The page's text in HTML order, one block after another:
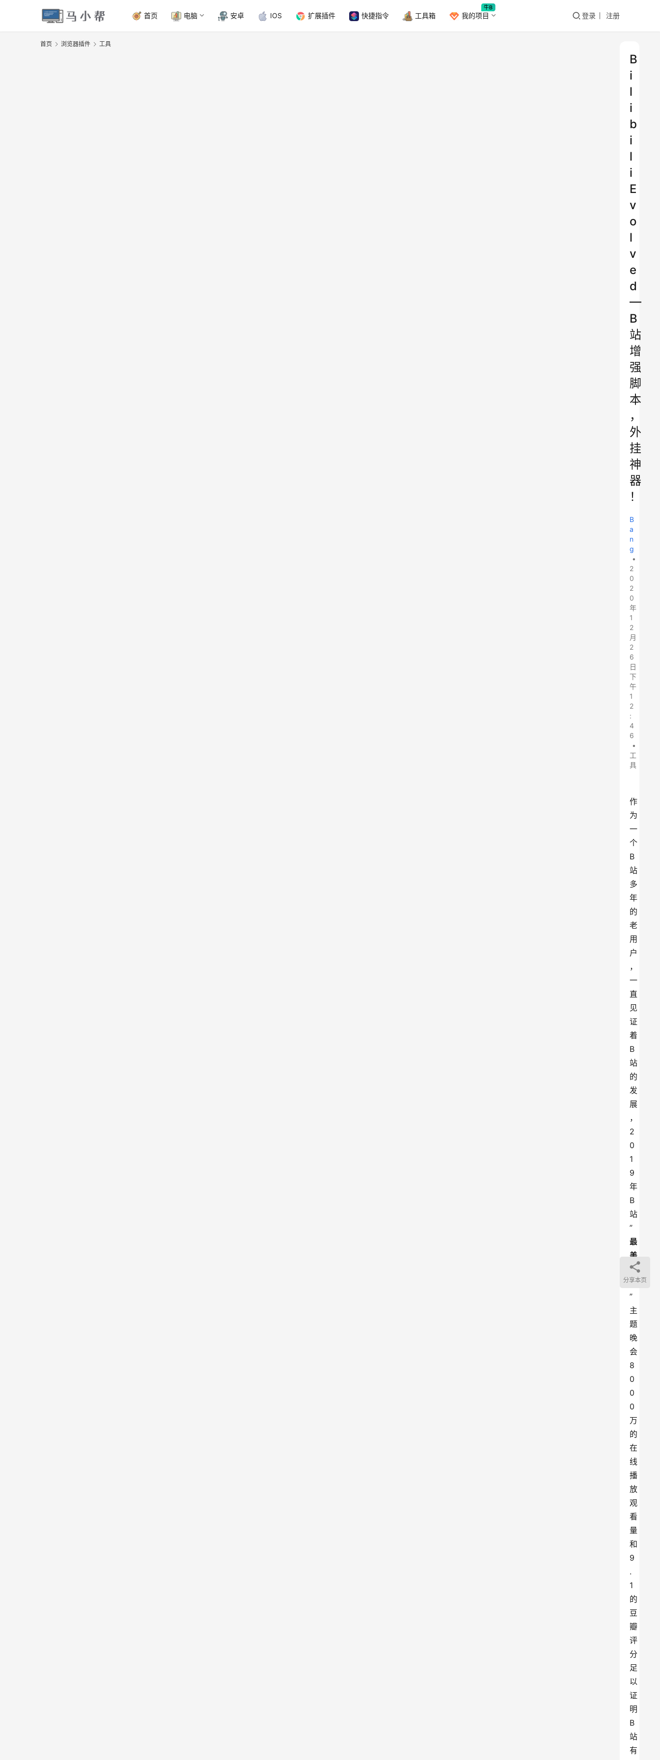
首页 电脑 安卓 IOS 扩展插件 快捷指令 工具箱 我的项目
牛B
登录 注册
首页 浏览器插件 工具
B
i
l
i
b
i
l
i
E
v
o
l
v
e
d
—
B
站
增
强
脚
本
，
外
挂
神
器
！
B
a
n
g
•
2
0
2
0
年
1
2
月
2
6
日
下
午
1
2
:
4
6
•
工
具
作
为
一
个
B
站
多
年
的
老
用
户
，
一
直
见
证
着
B
站
的
发
展
，
2
0
1
9
年
B
站
”
最
美
的
夜
”
主
题
晚
会
8
0
0
0
万
的
在
线
播
放
观
看
量
和
9
.
1
的
豆
瓣
评
分
足
以
证
明
B
站
有
分享本页